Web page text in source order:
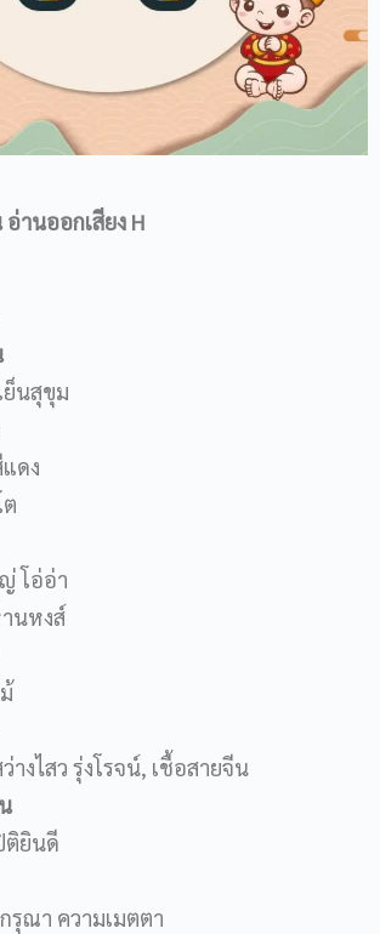
านออกเสียง H
ย็นสุขุม
ดง
โอ่อ่า
นหงส์
งไสว รุ่งโรจน์, เชื้อสายจีน
ยินดี
ณา ความเมตตา